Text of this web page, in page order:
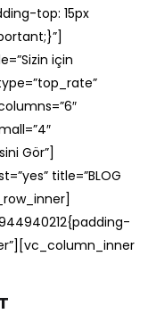
top: 15px
için
Gör”]
title=”BLOG